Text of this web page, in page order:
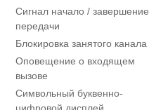
Сигнал начало / завершение
передачи
Блокировка занятого канала
Оповещение о входящем
вызове
Символьный буквенно-